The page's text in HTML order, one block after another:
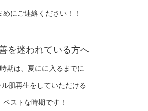
めにご連絡ください！！
を迷われている方へ
期は、夏にに入るまでに
ル肌再生をしていただける
ベストな時期です！